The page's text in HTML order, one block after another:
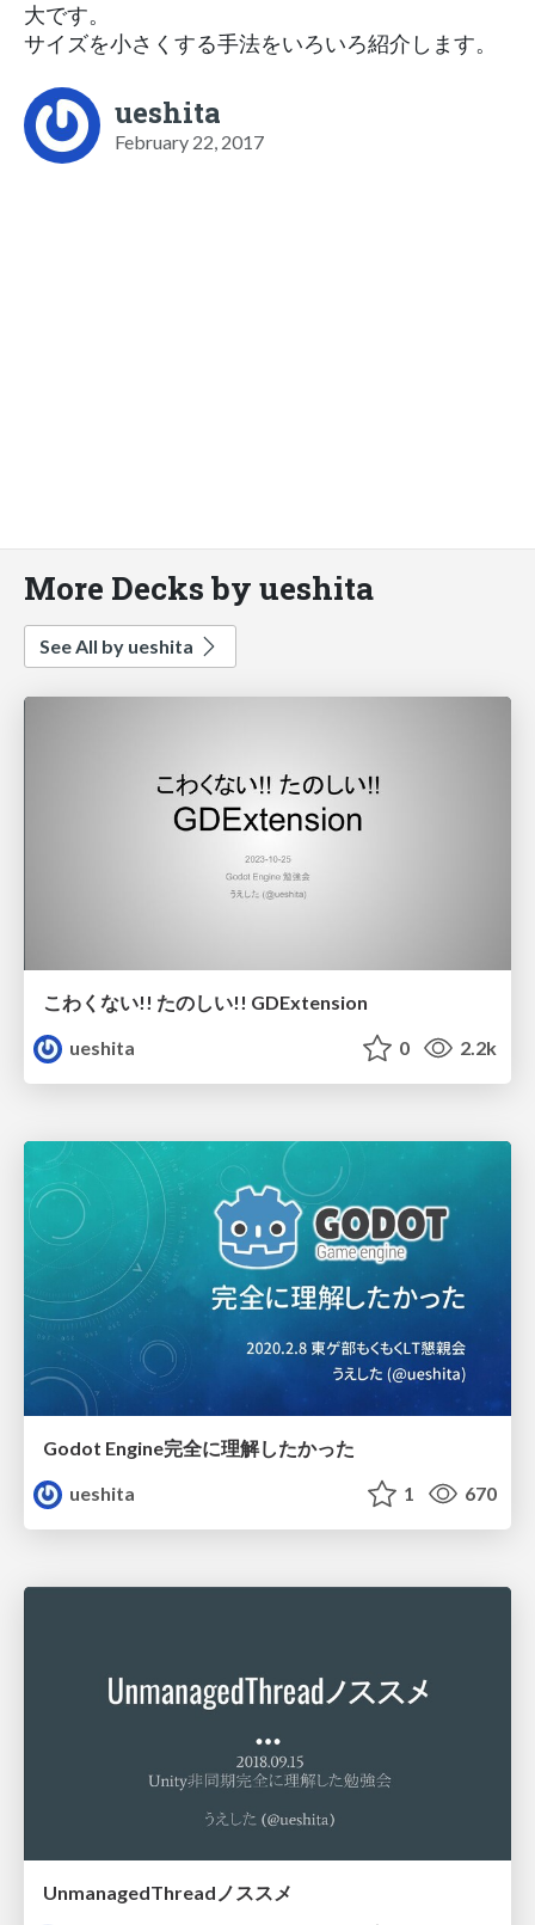
大です。
サイズを小さくする手法をいろいろ紹介します。
ueshita
February 22, 2017
More Decks by ueshita
See All by ueshita
こわくない!! たのしい!! GDExtension
ueshita
0 2.2k
Godot Engine完全に理解したかった
ueshita
1 670
UnmanagedThreadノススメ